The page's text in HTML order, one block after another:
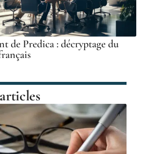
de Predica : décryptage du